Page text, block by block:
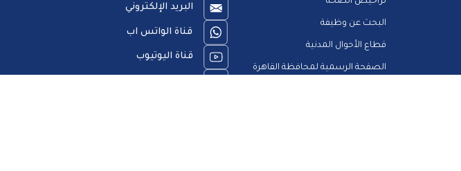
البحث عن وظيفة
قطاع الأحوال المدنية
الصفحة الرسمية لمحافظة القاهرة
البريد الإلكتروني
قناة الواتس اب
قناة اليوتيوب